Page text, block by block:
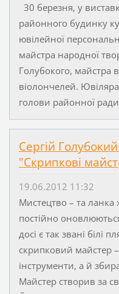
30 березня, у
районного будинку
ювілейної
майстра народної
Голубокого, майстра
віолончелей.
голови районної
Сергій
"Скрипкові
19.06.2012 11:32
Мистецтво – та ланка
постійно
досі є так звані білі
скрипковий майстер
інструменти, а й
Майстер створив за